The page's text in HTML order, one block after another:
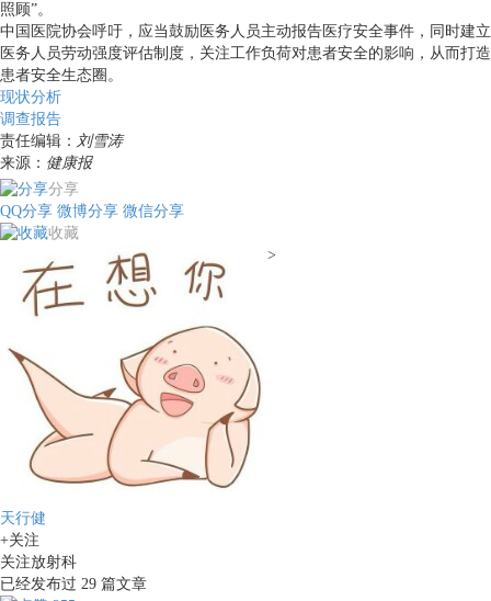
照顾”。
中国医院协会呼吁，应当鼓励医务人员主动报告医疗安全事件，同时建立
医务人员劳动强度评估制度，关注工作负荷对患者安全的影响，从而打造
患者安全生态圈。
现状分析
调查报告
责任编辑： 刘雪涛
来源： 健康报
分享
QQ分享 微博分享 微信分享
收藏
>
天行健
+关注
关注放射科
已经发布过 29 篇文章